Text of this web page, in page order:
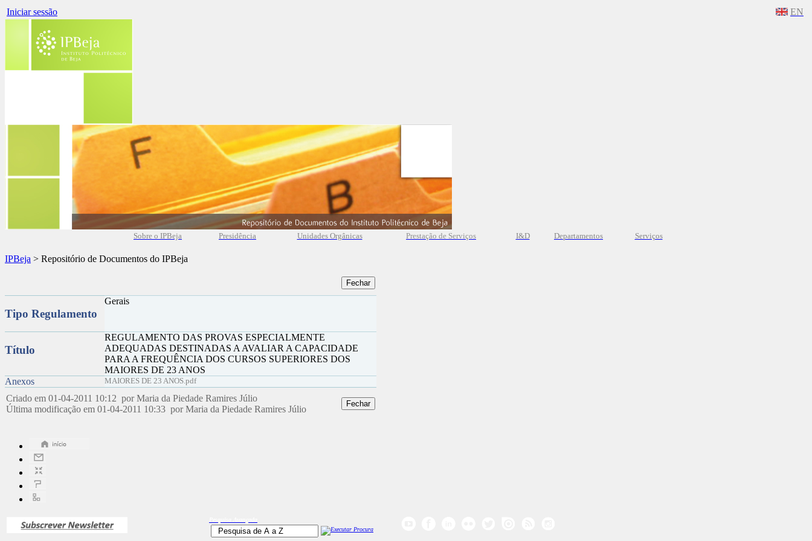
Iniciar sessão EN
Sobre o IPBeja Presidência Unidades Orgânicas Prestação de Serviços I&D Departamentos Serviços
IPBeja > Repositório de Documentos do IPBeja
Tipo Regulamento
Gerais
Título
REGULAMENTO DAS PROVAS ESPECIALMENTE
ADEQUADAS DESTINADAS A AVALIAR A CAPACIDADE
PARA A FREQUÊNCIA DOS CURSOS SUPERIORES DOS
MAIORES DE 23 ANOS
Anexos
MAIORES DE 23 ANOS.pdf
Criado em 01-04-2011 10:12 por Maria da Piedade Ramires Júlio
Última modificação em 01-04-2011 10:33 por Maria da Piedade Ramires Júlio